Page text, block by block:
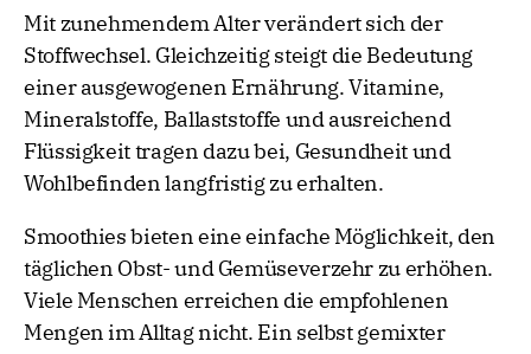
Mit zunehmendem Alter verändert sich der
Stoffwechsel. Gleichzeitig steigt die Bedeutung
einer ausgewogenen Ernährung. Vitamine,
Mineralstoffe, Ballaststoffe und ausreichend
Flüssigkeit tragen dazu bei, Gesundheit und
Wohlbefinden langfristig zu erhalten.
Smoothies bieten eine einfache Möglichkeit, den
täglichen Obst- und Gemüseverzehr zu erhöhen.
Viele Menschen erreichen die empfohlenen
Mengen im Alltag nicht. Ein selbst gemixter